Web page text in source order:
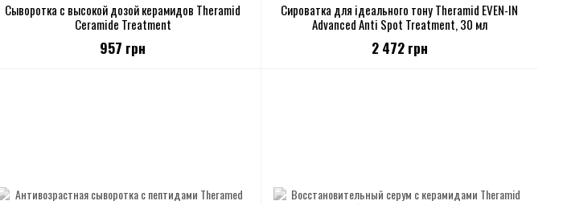
Сыворотка с высокой дозой керамидов Theramid
Ceramide Treatment
957 грн
Сироватка для ідеального тону Theramid EVEN-IN
Advanced Anti Spot Treatment, 30 мл
2 472 грн